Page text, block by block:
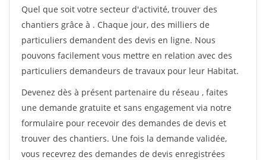
Quel que soit votre secteur d'activité, trouver des
chantiers grâce à . Chaque jour, des milliers de
particuliers demandent des devis en ligne. Nous
pouvons facilement vous mettre en relation avec des
particuliers demandeurs de travaux pour leur Habitat.
Devenez dès à présent partenaire du réseau , faites
une demande gratuite et sans engagement via notre
formulaire pour recevoir des demandes de devis et
trouver des chantiers. Une fois la demande validée,
vous recevrez des demandes de devis enregistrées